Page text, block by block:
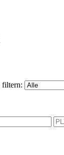
filtern: